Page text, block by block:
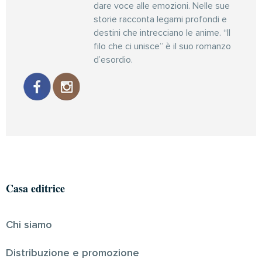
dare voce alle emozioni. Nelle sue
storie racconta legami profondi e
destini che intrecciano le anime. “Il
filo che ci unisce” è il suo romanzo
d’esordio.
Casa editrice
Chi siamo
Distribuzione e promozione